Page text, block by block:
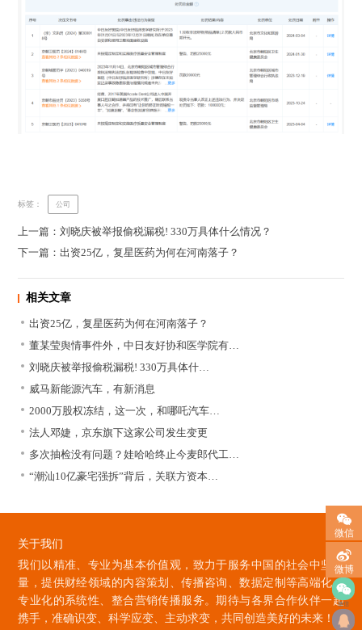
微信
标签： 公司
上一篇：刘晓庆被举报偷税漏税! 330万具体什么情况？
下一篇：出资25亿，复星医药为何在河南落子？
相关文章
出资25亿，复星医药为何在河南落子？
董某莹舆情事件外，中日友好协和医学院有…
刘晓庆被举报偷税漏税! 330万具体什…
威马新能源汽车，有新消息
2000万股权冻结，这一次，和哪吒汽车…
法人邓婕，京东旗下这家公司发生变更
多次抽检没有问题？娃哈哈终止今麦郎代工…
“潮汕10亿豪宅强拆”背后，关联方资本…
关于我们
我们以精准、专业为基本价值观，致力于服务中国的社会中坚力
量，提供财经领域的内容策划、传播咨询、数据定制等高端化、
专业化的系统性、整合营销传播服务。期待与各界合作伙伴一起
携手，准确识变、科学应变、主动求变，共同创造美好的未来！
微信
微博